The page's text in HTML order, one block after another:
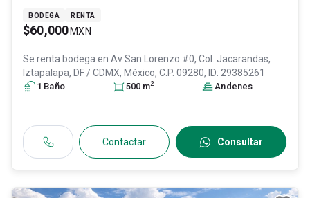
BODEGA RENTA
$60,000 MXN
Se renta bodega en Av San Lorenzo #0, Col. Jacarandas,
Iztapalapa, DF / CDMX, México, C.P. 09280, ID: 29385261
1 Baño 500 m2 Andenes
Contactar Consultar